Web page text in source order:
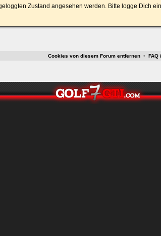
Zustand angesehen werden. Bitte logge Dich
Cookies von diesem Forum entfernen • FAQ